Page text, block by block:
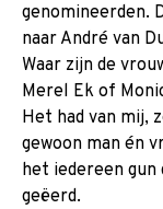
genomineerden.
naar André van
Waar zijn de
Merel Ek of
Het had van mij,
gewoon man én
het iedereen gun
geëerd.